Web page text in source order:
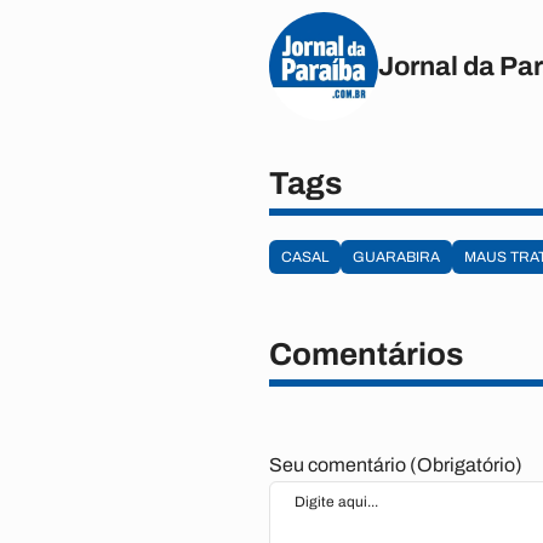
Jornal da
Tags
CASAL GUARABIRA MAUS
Comentários
Seu comentário (Obrigatório)